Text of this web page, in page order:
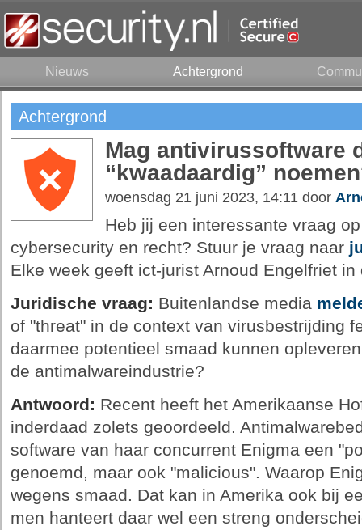
Nieuws Achtergrond
Achtergrond
Mag antivirussoftware
“kwaadaardig”
woensdag 21 juni 2023, 14:11 door
Heb jij een interessante vraag
cybersecurity en recht? Stuur je vraag naar
Elke week geeft ict-jurist Arnoud Engelfriet
Juridische vraag: Buitenlandse media
of "threat" in de context van virusbestrijding
daarmee potentieel smaad kunnen
de antimalwareindustrie?
Antwoord: Recent heeft het Amerikaanse
inderdaad zolets geoordeeld.
software van haar concurrent Enigma een
genoemd, maar ook "malicious". Waarop
wegens smaad. Dat kan in Amerika ook bij
men hanteert daar wel een streng